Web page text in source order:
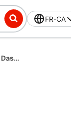
FR-CA
Observations relatives à la livraison à l’intention des Dashers